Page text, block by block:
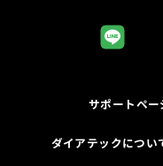
サポートペ
ダイアテックについ